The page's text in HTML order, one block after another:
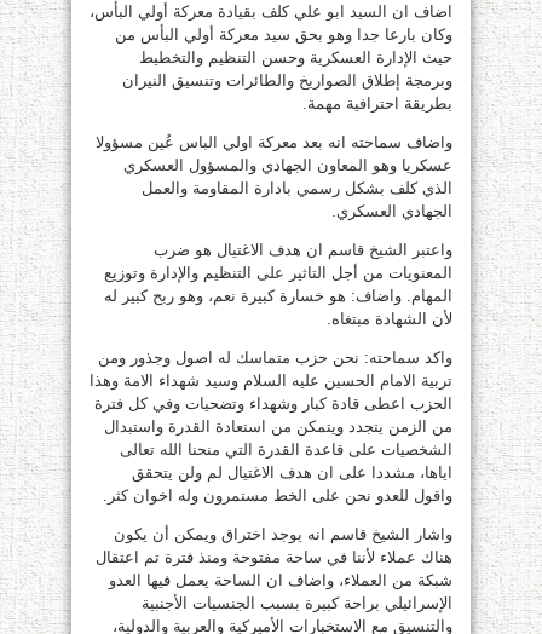
اضاف ان السيد ابو علي كلف بقيادة معركة أولي البأس،
وكان بارعا جدا وهو بحق سيد معركة أولي البأس من
حيث الإدارة العسكرية وحسن التنظيم والتخطيط
وبرمجة إطلاق الصواريخ والطائرات وتنسيق النيران
بطريقة احترافية مهمة.
واضاف سماحته انه بعد معركة اولي الباس عُين مسؤولا
عسكريا وهو المعاون الجهادي والمسؤول العسكري
الذي كلف بشكل رسمي بادارة المقاومة والعمل
الجهادي العسكري.
واعتبر الشيخ قاسم ان هدف الاغتيال هو ضرب
المعنويات من أجل التاثير على التنظيم والإدارة وتوزيع
المهام. واضاف: هو خسارة كبيرة نعم، وهو ربح كبير له
لأن الشهادة مبتغاه.
واكد سماحته: نحن حزب متماسك له اصول وجذور ومن
تربية الامام الحسين عليه السلام وسيد شهداء الامة وهذا
الحزب اعطى قادة كبار وشهداء وتضحيات وفي كل فترة
من الزمن يتجدد ويتمكن من استعادة القدرة واستبدال
الشخصيات على قاعدة القدرة التي منحنا الله تعالى
اياها، مشددا على ان هدف الاغتيال لم ولن يتحقق
واقول للعدو نحن على الخط مستمرون وله اخوان كثر.
واشار الشيخ قاسم انه يوجد اختراق ويمكن أن يكون
هناك عملاء لأننا في ساحة مفتوحة ومنذ فترة تم اعتقال
شبكة من العملاء، واضاف ان الساحة يعمل فيها العدو
الإسرائيلي براحة كبيرة بسبب الجنسيات الأجنبية
والتنسيق مع الاستخبارات الأميركية والعربية والدولية،